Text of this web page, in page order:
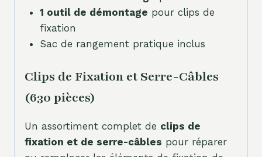
1 outil de démontage pour clips de
fixation
Sac de rangement pratique inclus
Clips de Fixation et Serre-Câbles
(630 pièces)
Un assortiment complet de clips de
fixation et de serre-câbles pour réparer